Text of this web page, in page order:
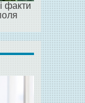
факти